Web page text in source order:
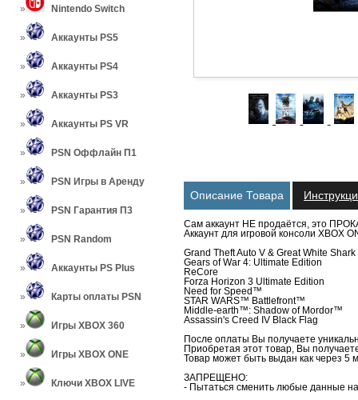
Nintendo Switch
Аккаунты PS5
Аккаунты PS4
Аккаунты PS3
Аккаунты PS VR
PSN Оффлайн П1
PSN Игры в Аренду
PSN Гарантия П3
PSN Random
Аккаунты PS Plus
Карты оплаты PSN
Игры XBOX 360
Игры XBOX ONE
Ключи XBOX LIVE
Описание Товара
Сам аккаунт НЕ продаётся, это
Аккаунт для игровой консоли XBOX
Grand Theft Auto V & Great White Shark
Gears of War 4: Ultimate Edition
ReCore
Forza Horizon 3 Ultimate Edition
Need for Speed™
STAR WARS™ Battlefront™
Middle-earth™: Shadow of Mordor™
Assassin's Creed IV Black Flag
После оплаты Вы получаете
Приобретая этот товар, Вы
Товар может быть выдан как через 5
ЗАПРЕЩЕНО:
- Пытаться сменить любые данные на